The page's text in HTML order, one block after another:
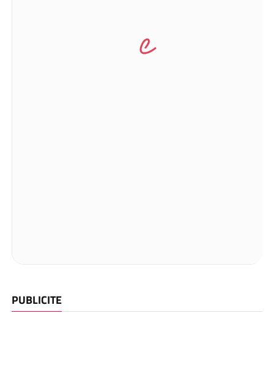
PUBLICITE